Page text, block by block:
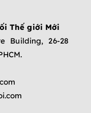
Thế giới Mới
Building, 26-28